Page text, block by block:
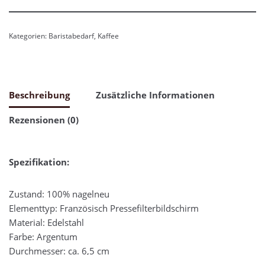
Kategorien: Baristabedarf, Kaffee
Beschreibung Zusätzliche Informationen
Rezensionen (0)
Spezifikation:
Zustand: 100% nagelneu
Elementtyp: Französisch Pressefilterbildschirm
Material: Edelstahl
Farbe: Argentum
Durchmesser: ca. 6,5 cm